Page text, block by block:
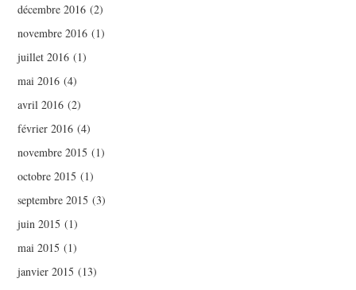
décembre 2016 (2)
novembre 2016 (1)
juillet 2016 (1)
mai 2016 (4)
avril 2016 (2)
février 2016 (4)
novembre 2015 (1)
octobre 2015 (1)
septembre 2015 (3)
juin 2015 (1)
mai 2015 (1)
janvier 2015 (13)